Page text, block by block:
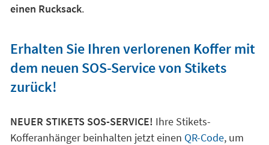
einen Rucksack.
Erhalten Sie Ihren verlorenen Koffer mit
dem neuen SOS-Service von Stikets
zurück!
NEUER STIKETS SOS-SERVICE! Ihre Stikets-
Kofferanhänger beinhalten jetzt einen QR-Code, um